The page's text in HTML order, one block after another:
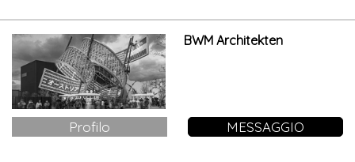
BWM Architekten
Profilo MESSAGGIO